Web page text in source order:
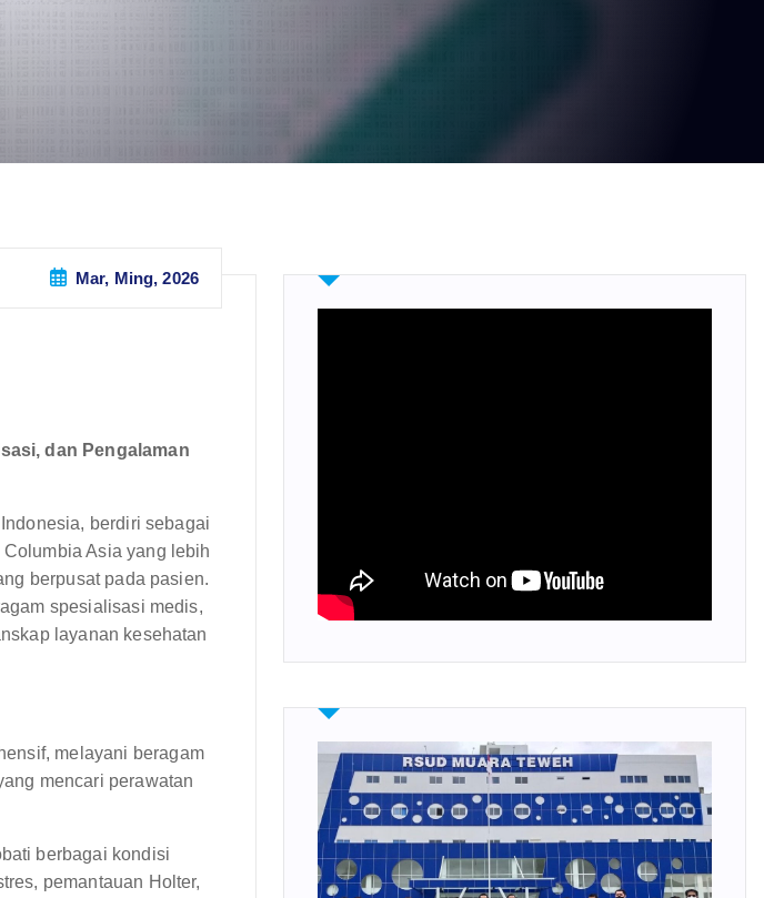
Mar, Ming, 2026
dan Pengalaman
berdiri sebagai
Asia yang lebih
berpusat pada pasien.
spesialisasi medis,
layanan kesehatan
melayani beragam
mencari perawatan
berbagai kondisi
pemantauan Holter,